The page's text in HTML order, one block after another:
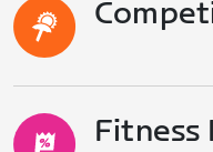
Fitness